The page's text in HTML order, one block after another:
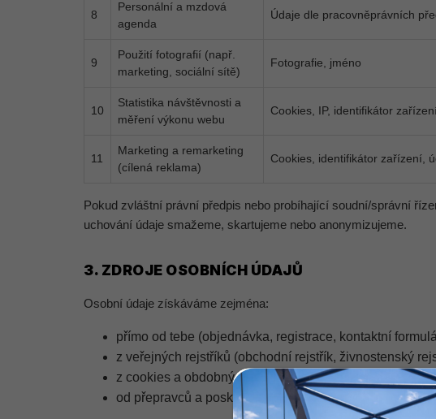
8
Personální a mzdová
agenda
Údaje dle pracovněprávních
9
Použití fotografií (např.
marketing, sociální sítě)
Fotografie, jméno
10
Statistika návštěvnosti a
měření výkonu webu
Cookies, IP, identifikátor
11
Marketing a remarketing
(cílená reklama)
Cookies, identifikátor zařízení,
Pokud zvláštní právní předpis nebo probíhající soudní/správní
uchování údaje smažeme, skartujeme nebo anonymizujeme.
3. ZDROJE OSOBNÍCH ÚDAJŮ
Osobní údaje získáváme zejména:
přímo od tebe (objednávka, registrace, kontaktní
z veřejných rejstříků (obchodní rejstřík, živnostenský
z cookies a obdobných technologií při tvé návštěvě
od přepravců a poskytovatelů platebních služeb v